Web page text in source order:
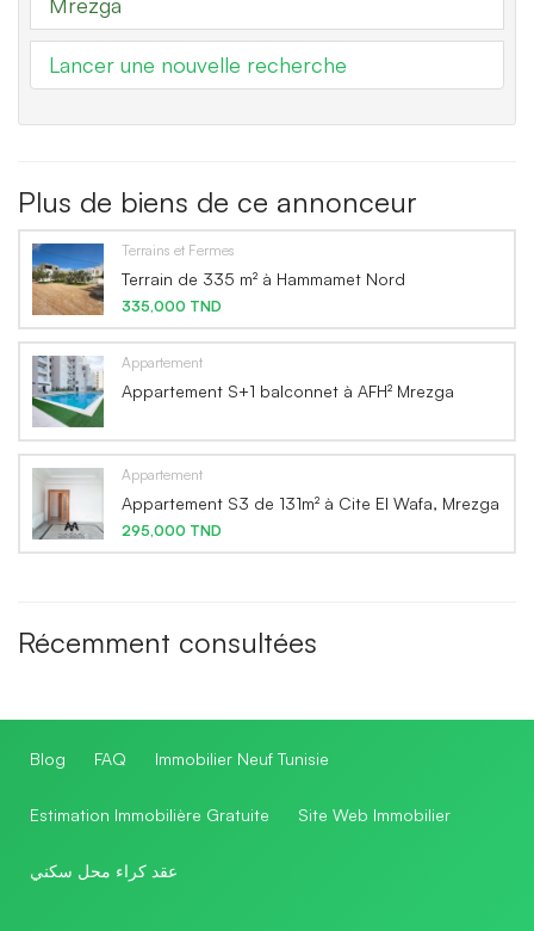
Lancer une nouvelle recherche
Plus de biens de ce annonceur
Terrains et Fermes
Terrain de 335 m² à Hammamet Nord
335,000 TND
Appartement
Appartement S+1 balconnet à AFH² Mrezga
Appartement
Appartement S3 de 131m² à Cite El Wafa, Mrezga
295,000 TND
Récemment consultées
Blog FAQ Immobilier Neuf Tunisie
Estimation Immobilière Gratuite Site Web Immobilier
عقد كراء محل سكني